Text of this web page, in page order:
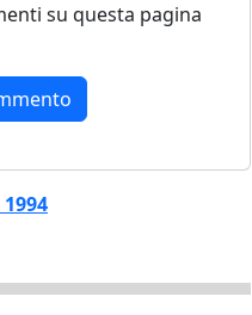
su questa pagina